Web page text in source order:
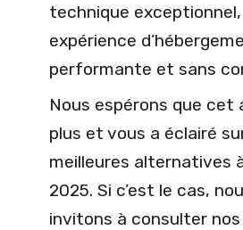
technique
expérience
performante et sans
Nous espérons que cet
plus et vous a éclairé
meilleures alternatives
2025. Si c’est le cas,
invitons à consulter